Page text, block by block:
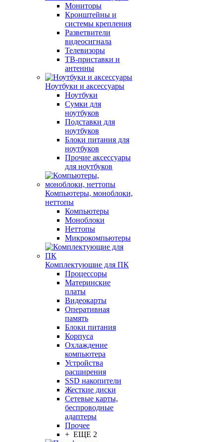
Мониторы
Кронштейны и
системы крепления
Разветвители
видеосигнала
Телевизоры
ТВ-приставки и
антенны
Ноутбуки и аксессуары
Ноутбуки
Сумки для
ноутбуков
Подставки для
ноутбуков
Блоки питания для
ноутбуков
Прочие аксессуары
для ноутбуков
Компьютеры, моноблоки,
неттопы
Компьютеры
Моноблоки
Неттопы
Микрокомпьютеры
Комплектующие для ПК
Процессоры
Материнские
платы
Видеокарты
Оперативная
память
Блоки питания
Корпуса
Охлаждение
компьютера
Устройства
расширения
SSD накопители
Жесткие диски
Сетевые карты,
беспроводные
адаптеры
Прочее
+ ЕЩЕ 2